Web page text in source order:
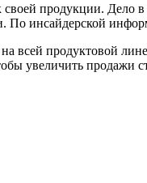
продукции.
По инсайдерской
всей продуктовой
увеличить